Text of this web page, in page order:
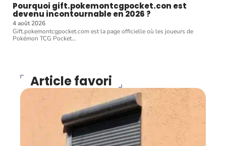
Pourquoi gift.pokemontcgpocket.con est
devenu incontournable en 2026 ?
4 août 2026
Gift.pokemontcgpocket.com est la page officielle où les joueurs de
Pokémon TCG Pocket…
Article favori